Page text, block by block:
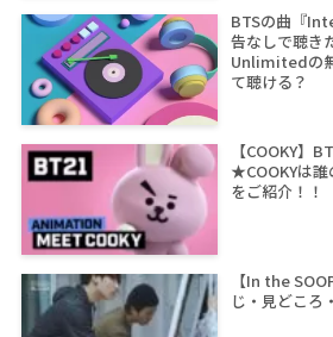
BTSの曲『
告なしで聴き
Unlimitedの
て聴ける？
【COOKY】
★COOKYは
をご紹介！！
【In the
じ・見どころ